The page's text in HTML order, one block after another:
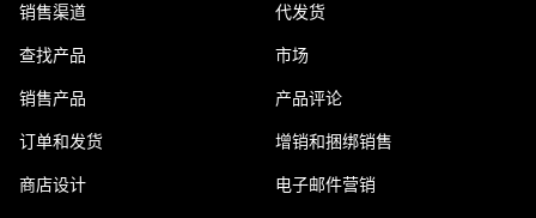
销售渠道
查找产品
销售产品
订单和发货
商店设计
代发货
市场
产品评论
增销和捆绑销售
电子邮件营销